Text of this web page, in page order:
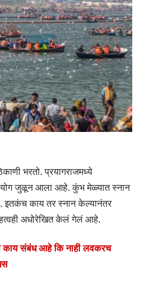
भरतो. प्रयागराजमध्ये
योग जुळून आला आहे. कुंभ मेळ्यात स्नान
इतकंच काय तर स्नान केल्यानंतर
अधोरेखित केलं गेलं आहे.
संबंध आहे कि नाही लवकरच